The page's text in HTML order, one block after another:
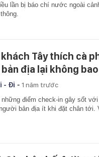
lần bị báo chí nước ngoài
khách Tây thích cà
địa lại không
- Đi - 1 năm trước
những điểm check-in gây sốt
bản địa ít khi đặt chân tới.